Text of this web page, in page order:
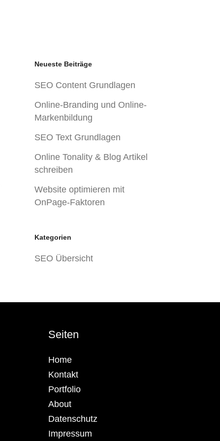
Neueste Beiträge
SEO Content Grundlagen
Online-Branding und Online-
Markenbildung
SEO Text Grundlagen
Online Tonality & Blog Artikel
schreiben
Website optimieren mit
OnPage-Faktoren
Kategorien
SEO Übersicht
Seiten
Home
Kontakt
Portfolio
About
Datenschutz
Impressum